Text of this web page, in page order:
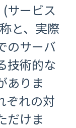
サービス
と、実際
のサーバ
技術的な
ありま
ぞれの対
だけま